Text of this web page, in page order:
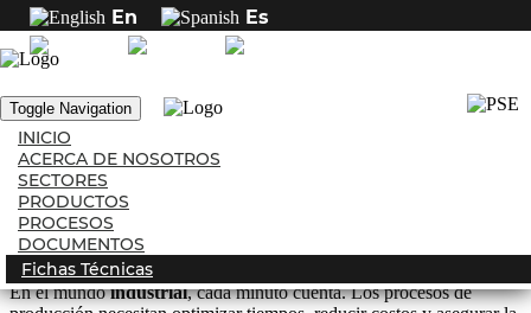
En Es
Toggle Navigation
INICIO
ACERCA DE NOSOTROS
SECTORES
PRODUCTOS
PROCESOS
DOCUMENTOS
Fichas Técnicas
Inicio Blog
Kits metálicos listos para ensamblaje: soluciones
metalmecánicas eficientes
Kits metálicos listos para ensamblaje:
soluciones metalmecánicas eficientes
1119vistas
Click para ampliar
En el mundoindustrial, cada minuto cuenta. Los procesos de